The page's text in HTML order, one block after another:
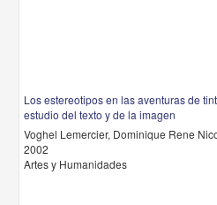
Los estereotipos en las aventuras de
estudio del texto y de la imagen
Voghel Lemercier, Dominique Rene
2002
Artes y Humanidades